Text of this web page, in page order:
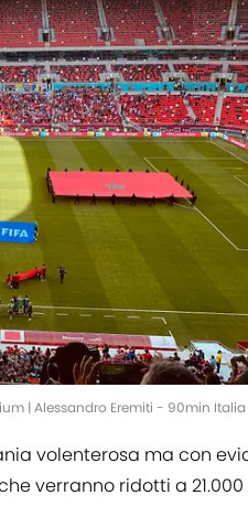
| Alessandro Eremiti - 90min Italia
volenterosa ma con
verranno ridotti a